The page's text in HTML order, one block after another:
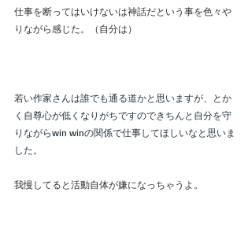
仕事を断ってはいけないは神話だという事を色々や
りながら感じた。（自分は）
若い作家さんは誰でも通る道かと思いますが、とか
く自尊心が低くなりがちですのできちんと自分を守
りながらwin winの関係で仕事してほしいなと思いま
した。
我慢してると活動自体が嫌になっちゃうよ。